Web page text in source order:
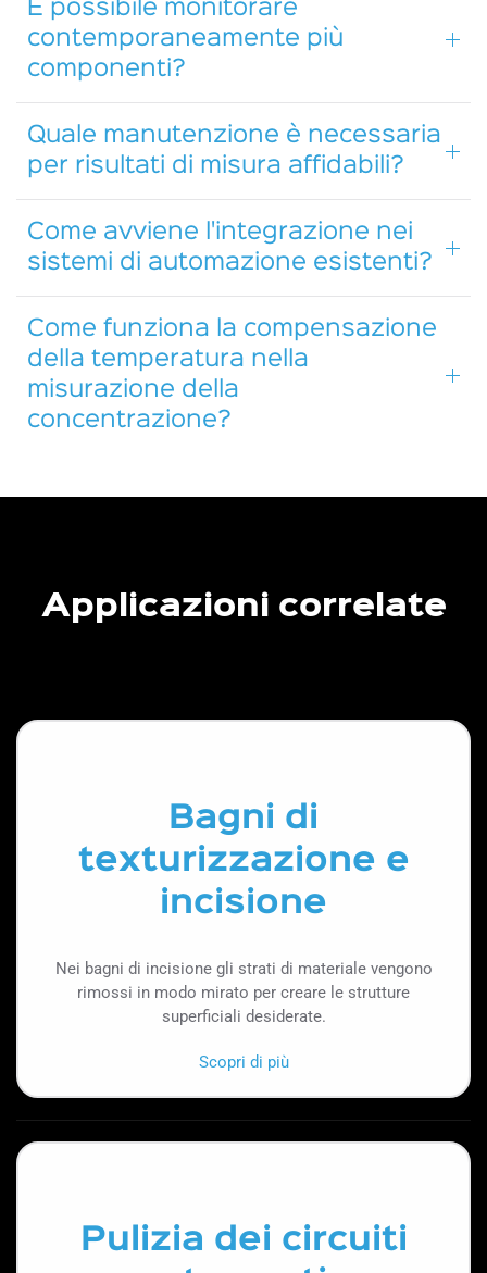
È possibile monitorare
contemporaneamente più
componenti?
Quale manutenzione è necessaria
per risultati di misura affidabili?
Come avviene l'integrazione nei
sistemi di automazione esistenti?
Come funziona la compensazione
della temperatura nella
misurazione della
concentrazione?
Applicazioni correlate
Bagni di
texturizzazione e
incisione
Nei bagni di incisione gli strati di materiale vengono
rimossi in modo mirato per creare le strutture
superficiali desiderate.
Scopri di più
Pulizia dei circuiti